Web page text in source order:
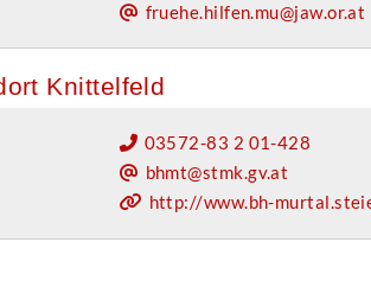
fruehe.hilfen.mu@jaw.or.at
Knittelfeld
03572-83 2 01-428
bhmt@stmk.gv.at
http://www.bh-